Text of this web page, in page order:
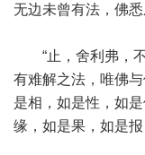
无边未曾有法，佛悉
“止，舍利弗，不
有难解之法，唯佛
是相，如是性，如
缘，如是果，如是